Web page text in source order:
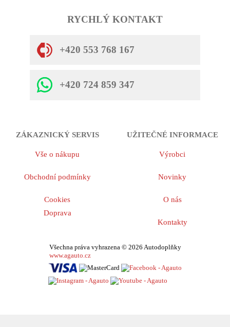
RYCHLÝ KONTAKT
+420 553 768 167
+420 724 859 347
ZÁKAZNICKÝ SERVIS
Vše o nákupu
Obchodní podmínky
Cookies
Doprava
UŽITEČNÉ INFORMACE
Výrobci
Novinky
O nás
Kontakty
Všechna práva vyhrazena © 2026 Autodoplňky
www.agauto.cz